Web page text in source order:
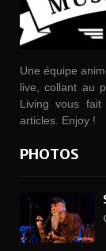
Une équipe
live, collant au
Living vous
articles. Enjoy !
PHOTOS